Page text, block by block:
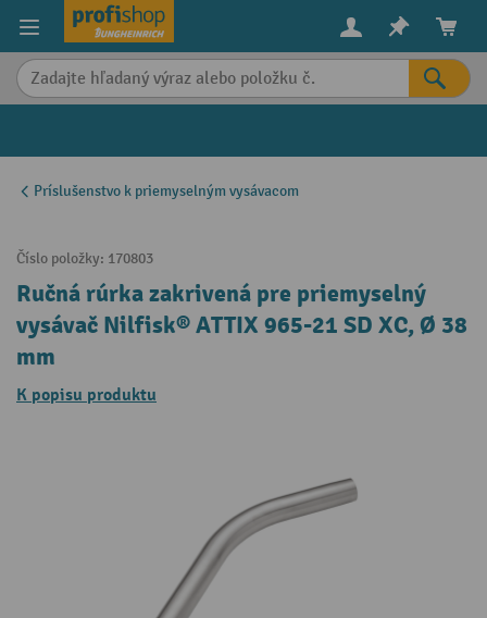
content
Príslušenstvo k priemyselným vysávacom
Číslo položky: 170803
Ručná rúrka zakrivená pre priemyselný
vysávač Nilfisk® ATTIX 965-21 SD XC, Ø 38
mm
K popisu produktu